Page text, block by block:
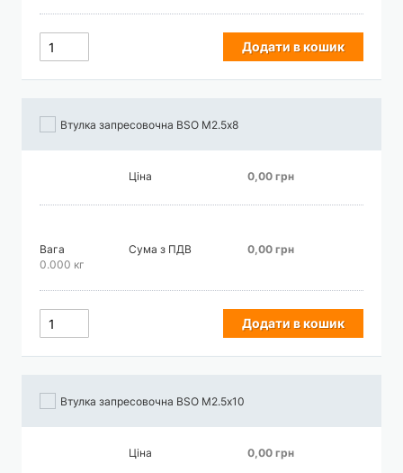
Додати в кошик
Втулка запресовочна BSO М2.5х8
Ціна 0,00 грн
Вага
0.000 кг
Сума з ПДВ 0,00 грн
Додати в кошик
Втулка запресовочна BSO М2.5х10
Ціна 0,00 грн